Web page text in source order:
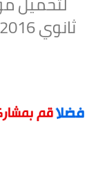
ثانوي 2016 وحلولها